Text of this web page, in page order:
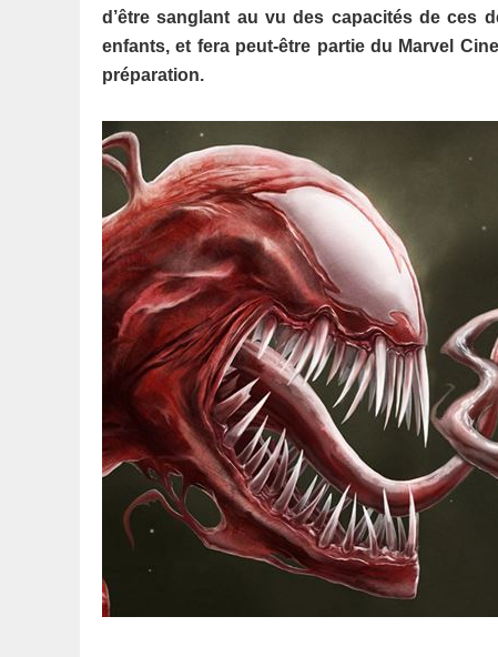
d’être sanglant au vu des capacités de ces
enfants, et fera peut-être partie du Marvel
préparation.